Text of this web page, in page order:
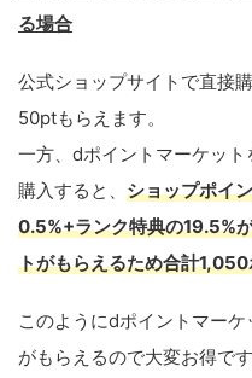
る場合
公式ショップサイトで直接
50ptもらえます。
一方、dポイントマーケッ
購入すると、 ショップポイ
0.5%+ランク特典の19.5%
トがもらえるため合計
このようにdポイントマー
がもらえるので大変お得です